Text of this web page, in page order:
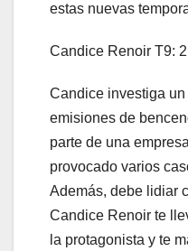
estas nuevas
Candice Renoir T9:
Candice investiga
emisiones de
parte de una
provocado varios
Además, debe lidiar
Candice Renoir te
la protagonista y te